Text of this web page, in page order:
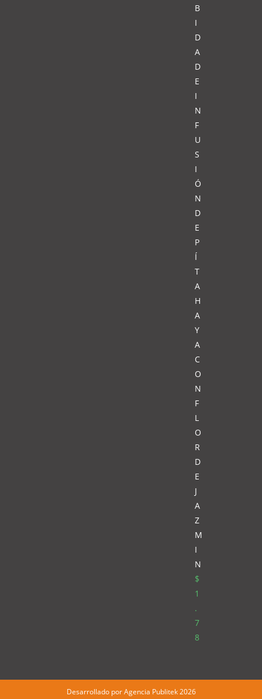
B
I
D
A
D
E
I
N
F
U
S
I
Ó
N
D
E
P
Í
T
A
H
A
Y
A
C
O
N
F
L
O
R
D
E
J
A
Z
M
I
N
$
1
.
7
8
Desarrollado porAgencia Publitek2026